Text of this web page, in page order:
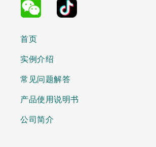
首页
实例介绍
常见问题解答
产品使用说明书
公司简介